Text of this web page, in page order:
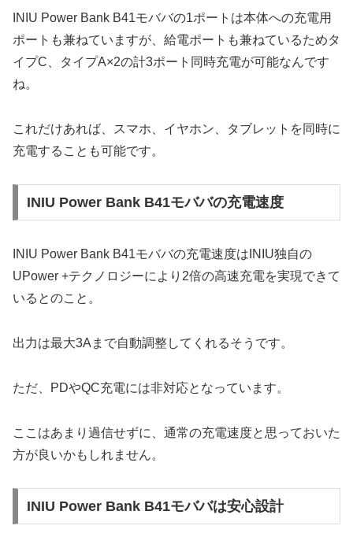
INIU Power Bank B41モババの1ポートは本体への充電用
ポートも兼ねていますが、給電ポートも兼ねているためタ
イプC、タイプA×2の計3ポート同時充電が可能なんです
ね。
これだけあれば、スマホ、イヤホン、タブレットを同時に
充電することも可能です。
INIU Power Bank B41モババの充電速度
INIU Power Bank B41モババの充電速度はINIU独自の
UPower +テクノロジーにより2倍の高速充電を実現できて
いるとのこと。
出力は最大3Aまで自動調整してくれるそうです。
ただ、PDやQC充電には非対応となっています。
ここはあまり過信せずに、通常の充電速度と思っておいた
方が良いかもしれません。
INIU Power Bank B41モババは安心設計